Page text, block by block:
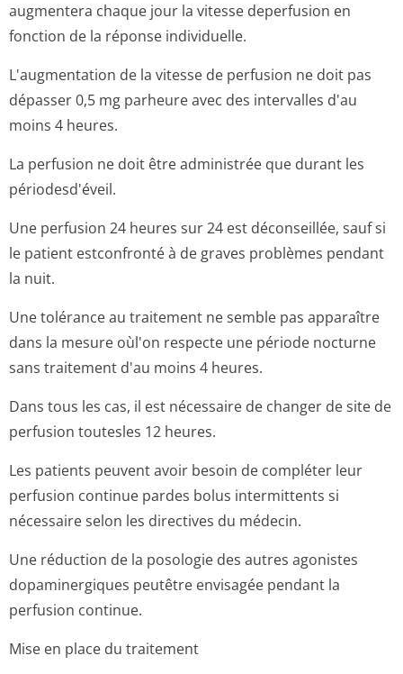
augmentera chaque jour la vitesse deperfusion en
fonction de la réponse individuelle.
L'augmentation de la vitesse de perfusion ne doit pas
dépasser 0,5 mg parheure avec des intervalles d'au
moins 4 heures.
La perfusion ne doit être administrée que durant les
périodesd'éveil.
Une perfusion 24 heures sur 24 est déconseillée, sauf si
le patient estconfronté à de graves problèmes pendant
la nuit.
Une tolérance au traitement ne semble pas apparaître
dans la mesure oùl'on respecte une période nocturne
sans traitement d'au moins 4 heures.
Dans tous les cas, il est nécessaire de changer de site de
perfusion toutesles 12 heures.
Les patients peuvent avoir besoin de compléter leur
perfusion continue pardes bolus intermittents si
nécessaire selon les directives du médecin.
Une réduction de la posologie des autres agonistes
dopaminergiques peutêtre envisagée pendant la
perfusion continue.
Mise en place du traitement